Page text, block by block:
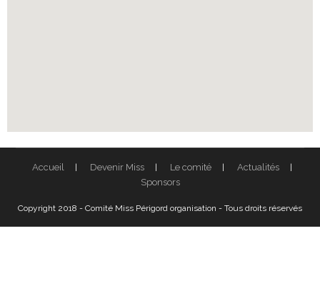
Accueil Devenir Miss Le comité
Actualités
Sponsors
Copyright 2018 - Comité Miss Périgord organisation - Tous droits réservés